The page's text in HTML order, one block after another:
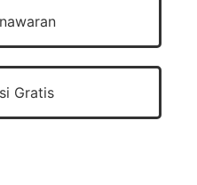
Gratis